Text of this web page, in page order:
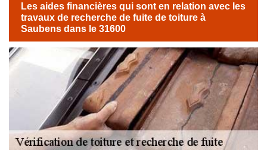
Les aides financières qui sont en relation avec les
travaux de recherche de fuite de toiture à
Saubens dans le 31600